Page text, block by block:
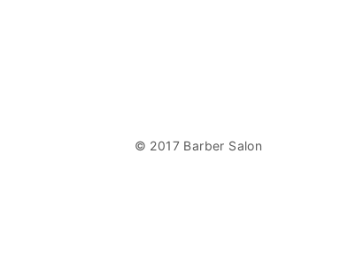
© 2017 Barber Salon